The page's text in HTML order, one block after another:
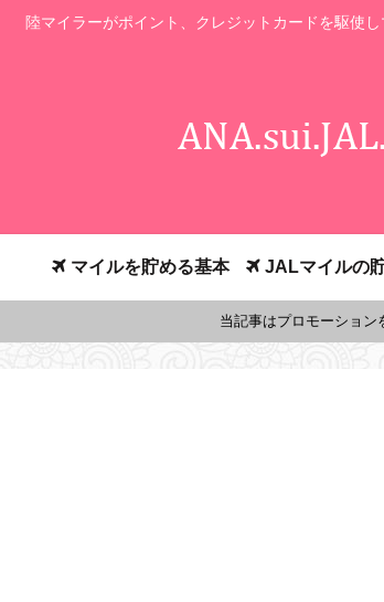
陸マイラーがポイント、クレジットカードを駆使
マイルを貯める基本 JALマイルの
当記事はプロモーション